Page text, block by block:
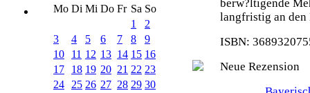
Mo Di Mi Do Fr Sa So
1
2
3
4 5 6 7 8
9
10
11 12 13 14 15 16
17
18 19 20 21 22 23
24
25 26 27 28 29 30
berw?ltigende
langfristig an den
ISBN:
Neue Rezension